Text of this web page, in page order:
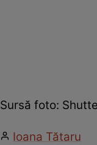
Sursă foto:
Ioana Tătaru